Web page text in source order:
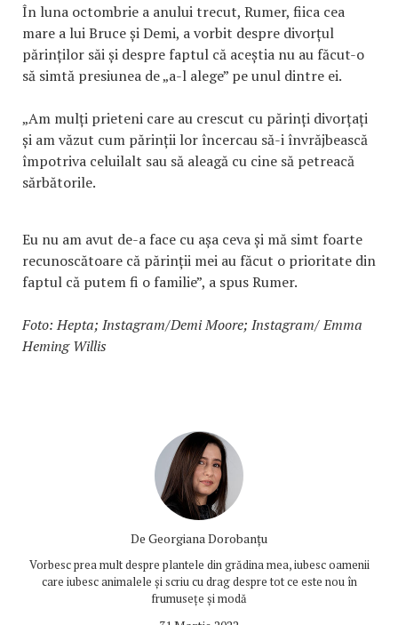
În luna octombrie a anului trecut, Rumer, fiica cea
mare a lui Bruce și Demi, a vorbit despre divorțul
părinților săi și despre faptul că aceștia nu au făcut-o
să simtă presiunea de „a-l alege” pe unul dintre ei.
„Am mulți prieteni care au crescut cu părinți divorțați
și am văzut cum părinții lor încercau să-i învrăjbească
împotriva celuilalt sau să aleagă cu cine să petreacă
sărbătorile.
Eu nu am avut de-a face cu așa ceva și mă simt foarte
recunoscătoare că părinții mei au făcut o prioritate din
faptul că putem fi o familie”, a spus Rumer.
Foto: Hepta; Instagram/Demi Moore; Instagram/ Emma
Heming Willis
De Georgiana Dorobanțu
Vorbesc prea mult despre plantele din grădina mea, iubesc oamenii
care iubesc animalele și scriu cu drag despre tot ce este nou în
frumusețe și modă